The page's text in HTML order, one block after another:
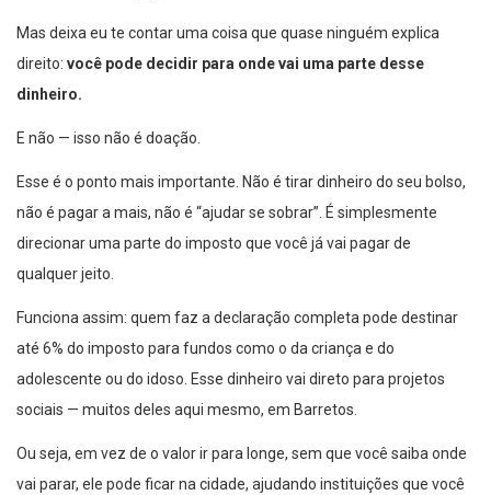
Mas deixa eu te contar uma coisa que quase ninguém explica
direito: você pode decidir para onde vai uma parte desse
dinheiro.
E não — isso não é doação.
Esse é o ponto mais importante. Não é tirar dinheiro do seu bolso,
não é pagar a mais, não é “ajudar se sobrar”. É simplesmente
direcionar uma parte do imposto que você já vai pagar de
qualquer jeito.
Funciona assim: quem faz a declaração completa pode destinar
até 6% do imposto para fundos como o da criança e do
adolescente ou do idoso. Esse dinheiro vai direto para projetos
sociais — muitos deles aqui mesmo, em Barretos.
Ou seja, em vez de o valor ir para longe, sem que você saiba onde
vai parar, ele pode ficar na cidade, ajudando instituições que você